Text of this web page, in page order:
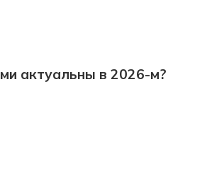
актуальны в 2026-м?